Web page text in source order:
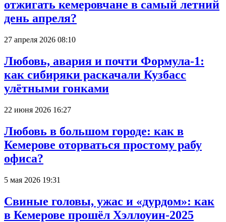
отжигать кемеровчане в самый летний
день апреля?
27 апреля 2026 08:10
Любовь, авария и почти Формула-1:
как сибиряки раскачали Кузбасс
улётными гонками
22 июня 2026 16:27
Любовь в большом городе: как в
Кемерове оторваться простому рабу
офиса?
5 мая 2026 19:31
Свиные головы, ужас и «дурдом»: как
в Кемерове прошёл Хэллоуин-2025